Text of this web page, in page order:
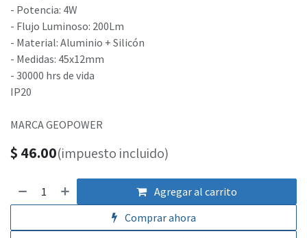
- Potencia: 4W
- Flujo Luminoso: 200Lm
- Material: Aluminio + Silicón
- Medidas: 45x12mm
- 30000 hrs de vida
IP20
MARCA GEOPOWER
$ 46.00(impuesto incluido)
Agregar al carrito
Comprar ahora